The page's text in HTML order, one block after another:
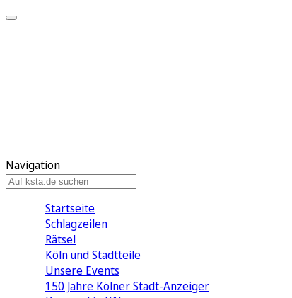
Navigation
Startseite
Schlagzeilen
Rätsel
Köln und Stadtteile
Unsere Events
150 Jahre Kölner Stadt-Anzeiger